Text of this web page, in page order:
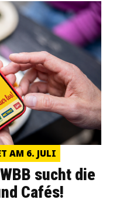
AM 6. JULI
sucht die
Cafés!